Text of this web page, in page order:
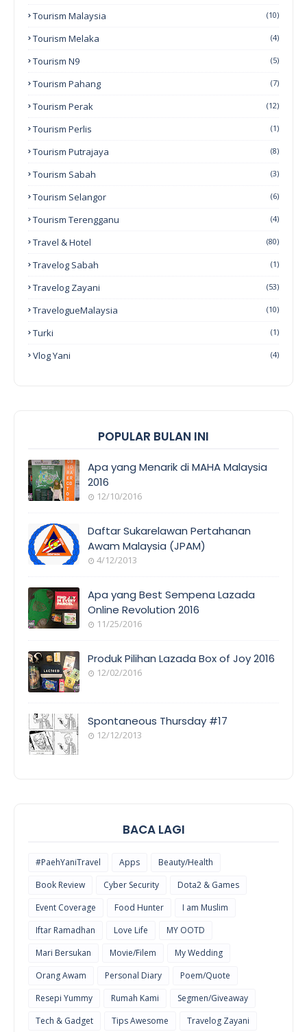
Tourism Malaysia (10)
Tourism Melaka (4)
Tourism N9 (5)
Tourism Pahang (7)
Tourism Perak (12)
Tourism Perlis (1)
Tourism Putrajaya (8)
Tourism Sabah (3)
Tourism Selangor (6)
Tourism Terengganu (4)
Travel & Hotel (80)
Travelog Sabah (1)
Travelog Zayani (53)
TravelogueMalaysia (10)
Turki (1)
Vlog Yani (4)
POPULAR BULAN INI
COVERAGE
Apa yang Menarik di MAHA Malaysia
2016
12/10/2016
AWAM
Daftar Sukarelawan Pertahanan
Awam Malaysia (JPAM)
4/12/2013
COVERAGE
Apa yang Best Sempena Lazada
Online Revolution 2016
11/25/2016
THINGS
Produk Pilihan Lazada Box of Joy 2016
12/02/2016
Spontaneous Thursday #17
12/12/2013
BACA LAGI
#PaehYaniTravel Apps
Beauty/Health
Book Review
Cyber Security
Dota2 & Games
Event Coverage
Food Hunter
I am Muslim
Iftar Ramadhan
Love Life
MY OOTD
Mari Bersukan
Movie/Filem
My Wedding
Orang Awam
Personal Diary
Poem/Quote
Resepi Yummy
Rumah Kami
Segmen/Giveaway
Tech & Gadget
Tips Awesome Travelog Zayani